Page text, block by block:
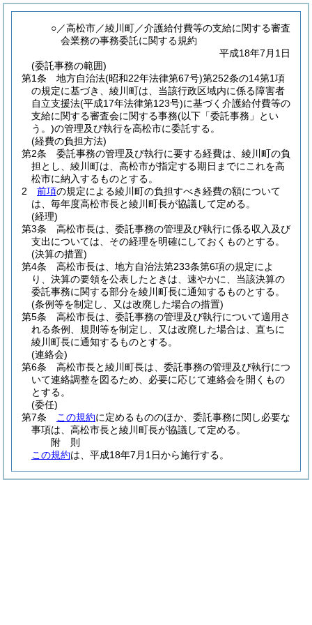
○／高松市／綾川町／介護給付費等の支給に関する審査
会業務の事務委託に関する規約
平成18年7月1日
(委託事務の範囲)
第1条
地方自治法(昭和22年法律第67号)第252条の14第1項
の規定に基づき、綾川町は、当該行政区域内に係る障害者
自立支援法(平成17年法律第123号)に基づく介護給付費等の
支給に関する審査会に関する事務(以下「委託事務」とい
う。)の管理及び執行を高松市に委託する。
(経費の負担方法)
第2条
委託事務の管理及び執行に要する経費は、綾川町の負
担とし、綾川町は、高松市が指定する期日までにこれを高
松市に納入するものとする。
2
前項の規定による綾川町の負担すべき経費の額について
は、毎年度高松市長と綾川町長が協議して定める。
(経理)
第3条
高松市長は、委託事務の管理及び執行に係る収入及び
支出については、その経理を明確にしておくものとする。
(決算の措置)
第4条
高松市長は、地方自治法第233条第6項の規定によ
り、決算の要領を公表したときは、速やかに、当該決算の
委託事務に関する部分を綾川町長に通知するものとする。
(条例等を制定し、又は改廃した場合の措置)
第5条
高松市長は、委託事務の管理及び執行について適用さ
れる条例、規則等を制定し、又は改廃した場合は、直ちに
綾川町長に通知するものとする。
(連絡会)
第6条
高松市長と綾川町長は、委託事務の管理及び執行につ
いて連絡調整を図るため、必要に応じて連絡会を開くもの
とする。
(委任)
第7条
この規約に定めるもののほか、委託事務に関し必要な
事項は、高松市長と綾川町長が協議して定める。
附 則
この規約は、平成18年7月1日から施行する。